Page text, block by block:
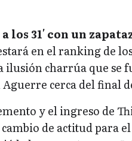
los 31′ con un
en el ranking de
ilusión charrúa que se
cerca del final
y el ingreso de
de actitud para